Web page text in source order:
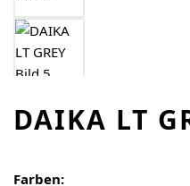
DAIKA LT
Farben: